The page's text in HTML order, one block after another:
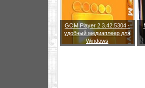
GOM Player 2.3.42.5304 -
удобный медиаплеер для
Windows